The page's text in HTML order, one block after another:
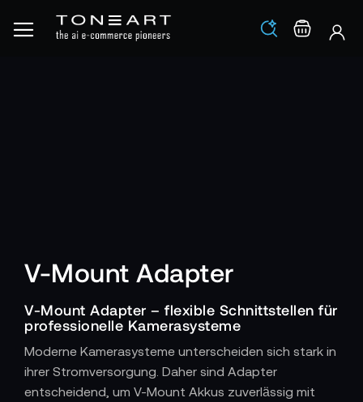
Los
V-Mount Adapter
V-Mount Adapter – flexible Schnittstellen für
professionelle Kamerasysteme
Moderne Kamerasysteme unterscheiden sich stark in
ihrer Stromversorgung. Daher sind Adapter
entscheidend, um V-Mount Akkus zuverlässig mit